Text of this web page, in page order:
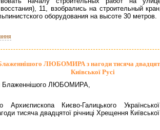
11, взобрались на строительный
оборудования на высоте 30 метров.
ЛЮБОМИРА з нагоди тисяча
Київської Русі
Блаженнішого ЛЮБОМИРА,
Архиєпископа Києво-Галицького
тисяча двадцятої річниці Хрещення